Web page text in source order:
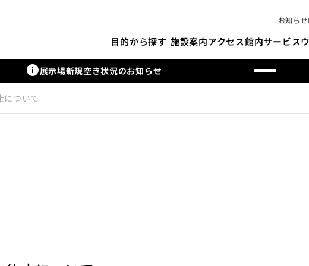
お知らせ
目的から探す 施設案内アクセス館内サービス
info展示場新規空き状況のお知らせ
について